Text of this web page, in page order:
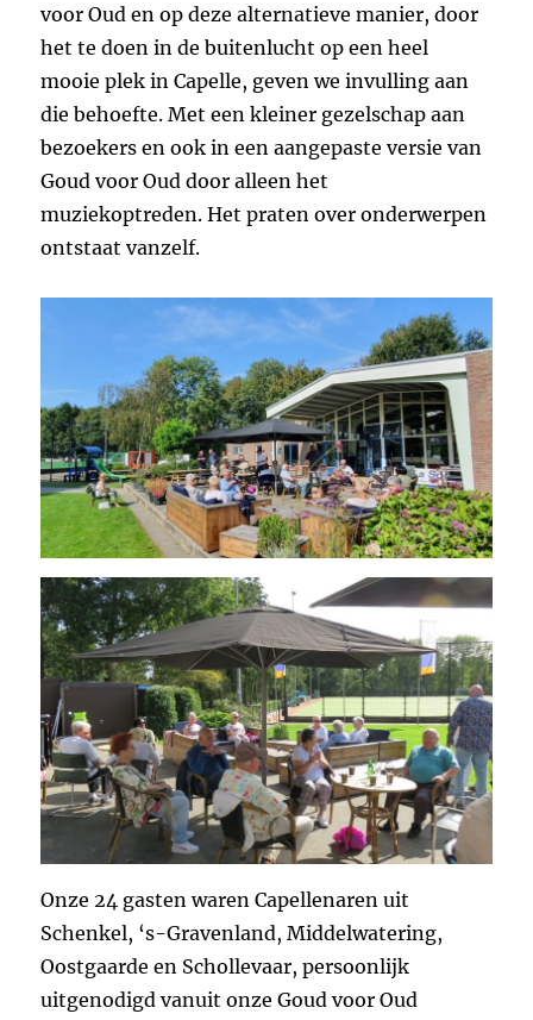
voor Oud en op deze alternatieve manier, door
het te doen in de buitenlucht op een heel
mooie plek in Capelle, geven we invulling aan
die behoefte. Met een kleiner gezelschap aan
bezoekers en ook in een aangepaste versie van
Goud voor Oud door alleen het
muziekoptreden. Het praten over onderwerpen
ontstaat vanzelf.
Onze 24 gasten waren Capellenaren uit
Schenkel, ‘s-Gravenland, Middelwatering,
Oostgaarde en Schollevaar, persoonlijk
uitgenodigd vanuit onze Goud voor Oud